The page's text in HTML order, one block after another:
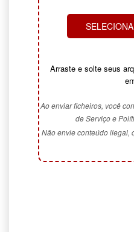
Arraste e solte seus
Ao enviar ficheiros, você
de Serviço e
Não envie conteúdo ilegal,